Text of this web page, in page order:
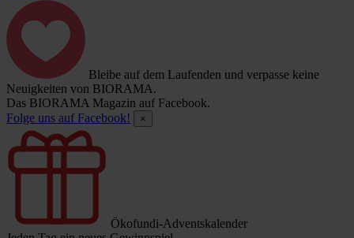
Bleibe auf dem Laufenden und verpasse keine
Neuigkeiten von BIORAMA.
Das BIORAMA Magazin auf Facebook.
Folge uns auf Facebook!
×
Ökofundi-Adventskalender